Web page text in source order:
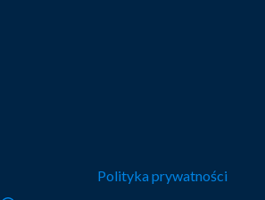
Polityka prywatności